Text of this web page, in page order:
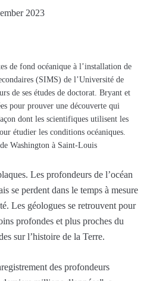
2023
de fond océanique à l’installation de
(SIMS) de l’Université de
de ses études de doctorat. Bryant et
pour prouver une découverte qui
dont les scientifiques utilisent les
étudier les conditions océaniques.
Washington à Saint-Louis
Les profondeurs de l’océan
se perdent dans le temps à mesure
Les géologues se retrouvent pour
profondes et plus proches du
sur l’histoire de la Terre.
des profondeurs